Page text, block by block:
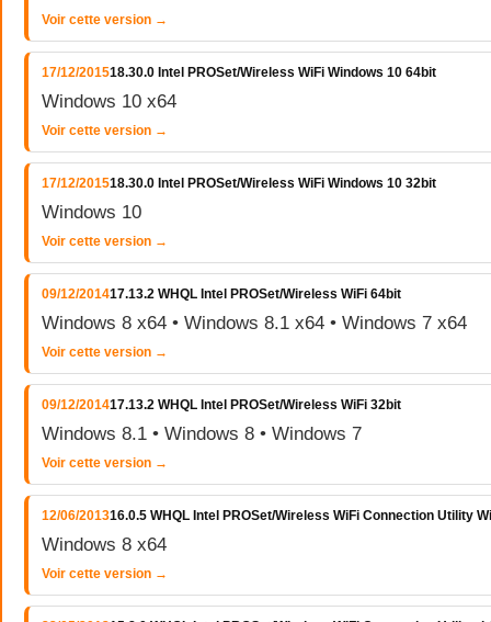
Voir cette version →
17/12/201518.30.0 Intel PROSet/Wireless WiFi Windows 10 64bit
Windows 10 x64
Voir cette version →
17/12/201518.30.0 Intel PROSet/Wireless WiFi Windows 10 32bit
Windows 10
Voir cette version →
09/12/201417.13.2 WHQL Intel PROSet/Wireless WiFi 64bit
Windows 8 x64 • Windows 8.1 x64 • Windows 7 x64
Voir cette version →
09/12/201417.13.2 WHQL Intel PROSet/Wireless WiFi 32bit
Windows 8.1 • Windows 8 • Windows 7
Voir cette version →
12/06/201316.0.5 WHQL Intel PROSet/Wireless WiFi Connection Utility
Windows 8 x64
Voir cette version →